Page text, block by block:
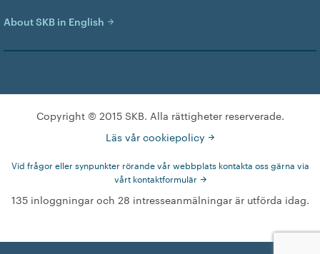
About SKB in English
Copyright © 2015 SKB. Alla rättigheter reserverade.
Läs vår cookiepolicy
Vid frågor eller synpunkter rörande vår webbplats kontakta oss gärna via
vårt kontaktformulär
135 inloggningar och 28 intresseanmälningar är utförda idag.